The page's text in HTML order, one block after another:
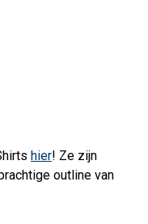
hier! Ze zijn
outline van